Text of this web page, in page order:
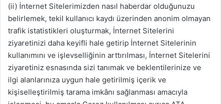
(ii) İnternet Sitelerimizden nasıl haberdar olduğunuzu
belirlemek, tekil kullanıcı kaydı üzerinden anonim olmayan
trafik istatistikleri oluşturmak, İnternet Sitelerini
ziyaretinizi daha keyifli hale getirip İnternet Sitelerinin
kullanımını ve işlevselliğinin arttırılması, İnternet Sitelerini
ziyaretiniz esnasında sizi tanımak ve beklentilerinize ve
ilgi alanlarınıza uygun hale getirilmiş içerik ve
kişiselleştirilmiş tarama imkânı sağlanması amacıyla